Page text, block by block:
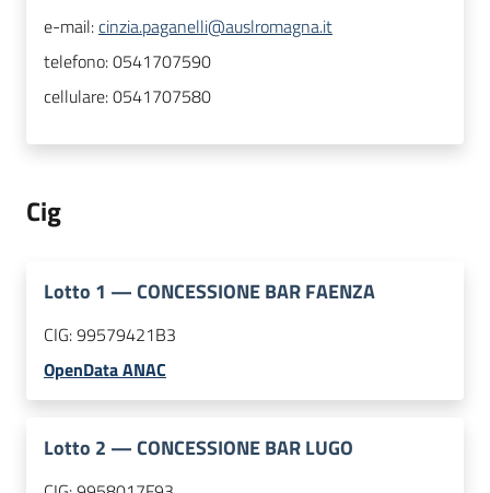
e-mail:cinzia.paganelli@auslromagna.it
telefono:0541707590
cellulare:0541707580
Cig
Lotto 1 —CONCESSIONE BAR FAENZA
CIG:99579421B3
OpenData ANAC
Lotto 2 —CONCESSIONE BAR LUGO